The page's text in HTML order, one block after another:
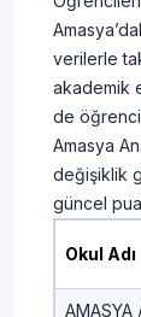
verilerle
akademik
de
Amasya
değişiklik
güncel
Okul Adı
AMASYA